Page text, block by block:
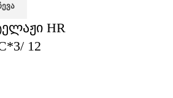
HR
12